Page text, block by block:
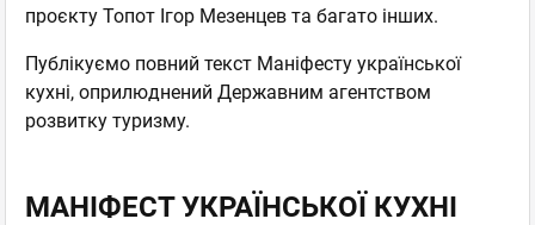
проєкту Топот Ігор Мезенцев та багато інших.
Публікуємо повний текст Маніфесту української
кухні, оприлюднений Державним агентством
розвитку туризму.
МАНІФЕСТ УКРАЇНСЬКОЇ КУХНІ